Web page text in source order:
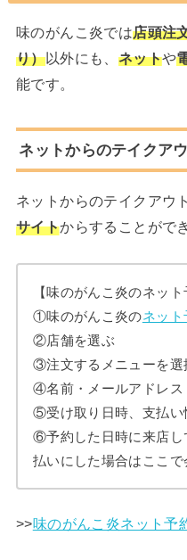
味のがんこ炎では店頭注
り）以外にも、 ネットや
能です。
ネットからのテイクア
ネットからのテイクアウ
サイトからすることがで
【味のがんこ炎のネット
①味のがんこ炎のネット
②店舗を選ぶ
③注文するメニューを選
④名前・メールアドレス
⑤受け取り日時、支払い
⑥予約した日時に来店し
払いにした場合はここで
>>味のがんこ炎ネット予